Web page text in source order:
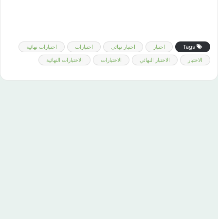
اختبار اختبار نهائي اختبارات
اختبارات نهائية
الاختبار
الاختبار النهائي الاختبارات الاختبارات النهائية